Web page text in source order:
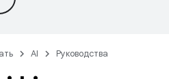
AI Руководства